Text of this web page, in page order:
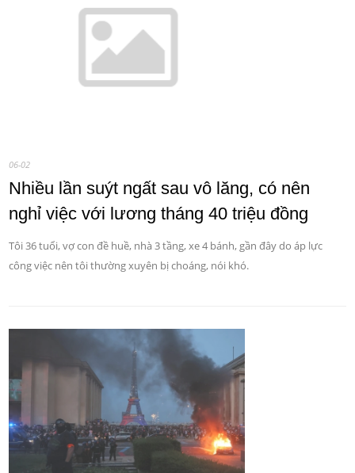
06-02
Nhiều lần suýt ngất sau vô lăng, có nên
nghỉ việc với lương tháng 40 triệu đồng
Tôi 36 tuổi, vợ con đề huề, nhà 3 tầng, xe 4 bánh, gần đây do áp lực
công việc nên tôi thường xuyên bị choáng, nói khó.